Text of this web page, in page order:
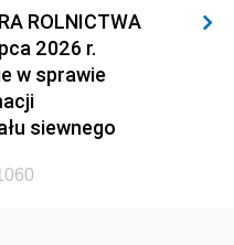
1927
1924
ROLNICTWA
2026 r.
w sprawie
siewnego